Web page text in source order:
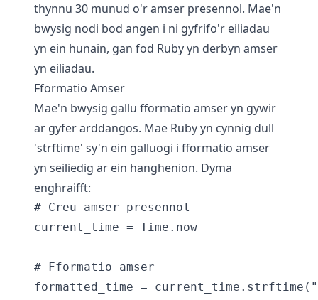
thynnu 30 munud o'r amser presennol. Mae'n
bwysig nodi bod angen i ni gyfrifo'r eiliadau
yn ein hunain, gan fod Ruby yn derbyn amser
yn eiliadau.
Fformatio Amser
Mae'n bwysig gallu fformatio amser yn gywir
ar gyfer arddangos. Mae Ruby yn cynnig dull
'strftime' sy'n ein galluogi i fformatio amser
yn seiliedig ar ein hanghenion. Dyma
enghraifft:
# Creu amser presennol
current_time = Time.now
# Fformatio amser
formatted_time = current_time.strftime("%Y-